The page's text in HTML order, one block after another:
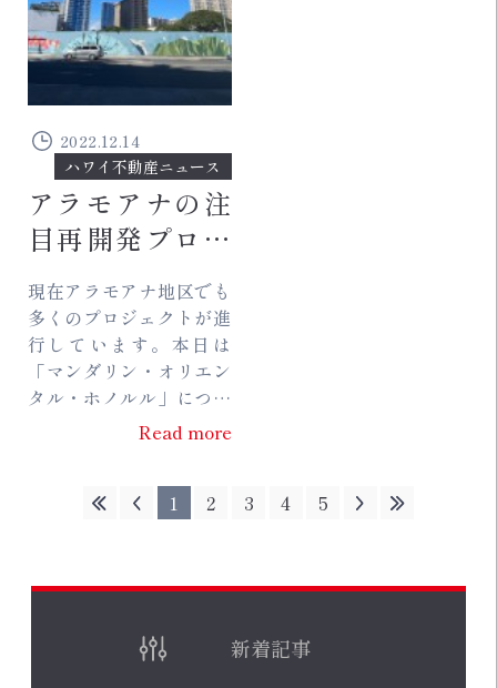
2022.12.14
ハワイ不動産ニュース
アラモアナの注
目再開発プロジ
ェクト③マンダ
リン・オリエン
タル・ホノルル
現在アラモアナ地区でも
多くのプロジェクトが進
行しています。本日は
「マンダリン・オリエン
タル・ホノルル」につい
てお伝えします。 ②マ
ベンションセンター...
Read more
1 2 3 4 5
新着記事